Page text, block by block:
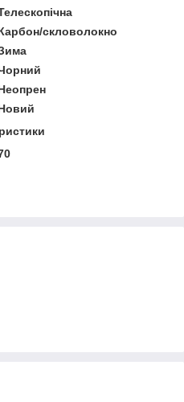
скловолокно